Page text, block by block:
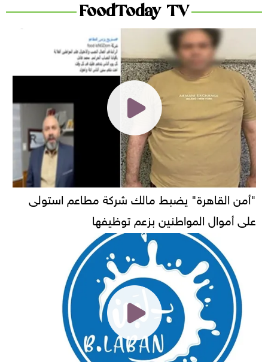
FoodToday TV
"أمن القاهرة" يضبط مالك شركة مطاعم استولى
على أموال المواطنين بزعم توظيفها